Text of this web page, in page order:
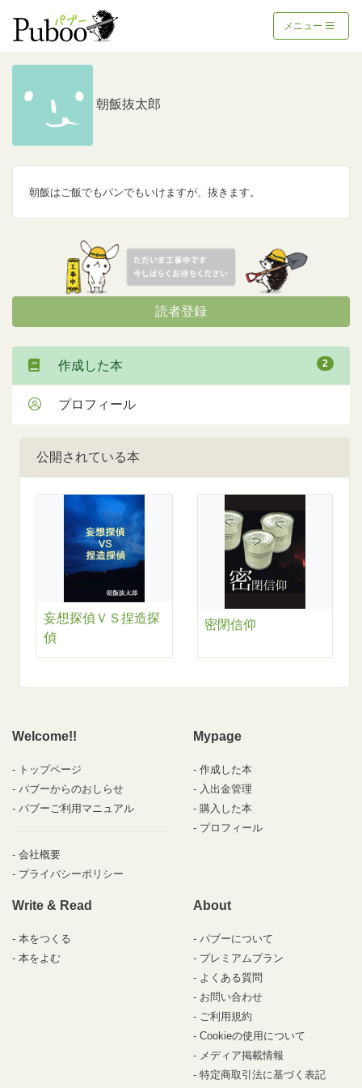
メニュー
公開されている本
妄想探偵ＶＳ捏造探
偵
密閉信仰
朝飯抜太郎
朝飯はご飯でもパンでもいけますが、抜きます。
読者登録
作成した本 2
プロフィール
Welcome!!
トップページ
パブーからのおしらせ
パブーご利用マニュアル
会社概要
プライバシーポリシー
Mypage
作成した本
入出金管理
購入した本
プロフィール
Write & Read
本をつくる
本をよむ
About
パブーについて
プレミアムプラン
よくある質問
お問い合わせ
ご利用規約
Cookieの使用について
メディア掲載情報
特定商取引法に基づく表記